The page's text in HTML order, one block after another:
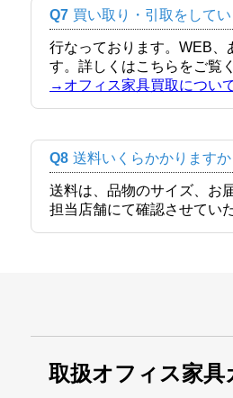
Q7 買い取り・引取をしてい
行なっております。WEB、
す。詳しくはこちらをご覧
→オフィス家具買取につい
Q8 送料いくらかかりますか
送料は、品物のサイズ、お
担当店舗にて確認させてい
取扱オフィス家具